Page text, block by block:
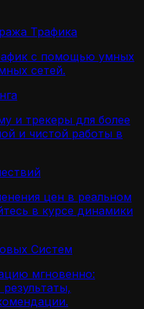
Трафика
с помощью умных
сетей.
и трекеры для более
и чистой работы в
цен в реальном
в курсе динамики
Систем
мгновенно: